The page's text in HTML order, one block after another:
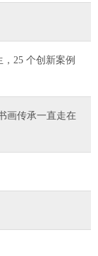
25 个创新案例
画传承一直走在